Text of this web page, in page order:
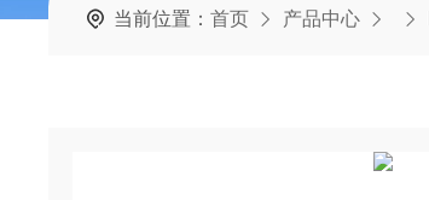
当前位置：首页 产品中心